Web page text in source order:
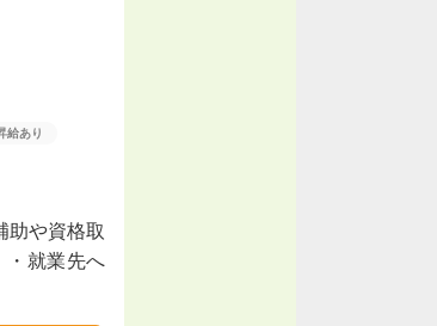
給あり
助や資格取
・就業先へ